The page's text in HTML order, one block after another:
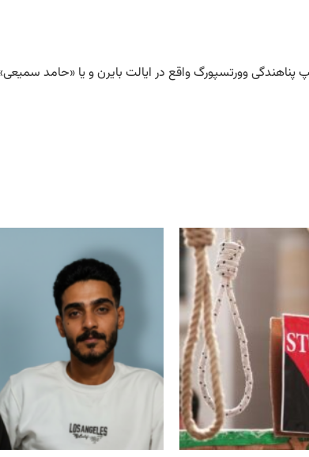
پناهندگی وورتسپورگ واقع در ایالت بایرن و یا «حامد